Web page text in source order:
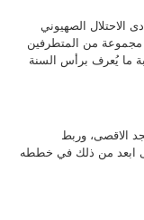
الاحتلال الصهيوني
مجموعة من المتطرفين
ما يُعرف برأس السنة
الاقصى، وربط
ابعد من ذلك في خططه